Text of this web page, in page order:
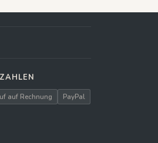
auf Rechnung
PayPal